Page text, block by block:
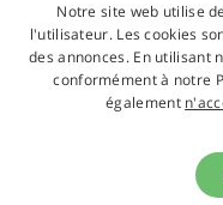
Notre site web utilise
l'utilisateur. Les cookies
des annonces. En utilisant
conformément à notre
également